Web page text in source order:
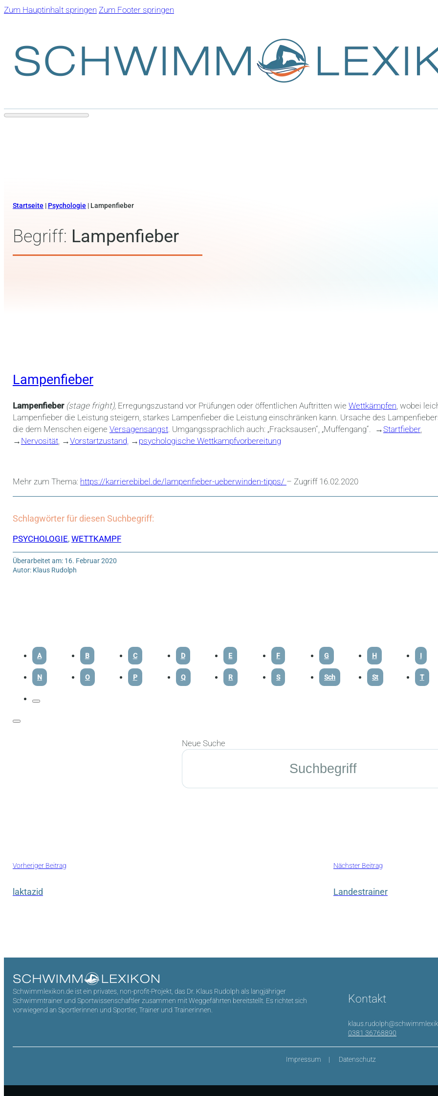
Zum Hauptinhalt springen Zum Footer springen
Startseite | Psychologie | Lampenfieber
Begriff: Lampenfieber
Lampenfieber
Lampenfieber (stage fright), Erregungszustand vor Prüfungen oder öffentlichen Auftritten wie Wettkämpfen, wobei
Lampenfieber die Leistung steigern, starkes Lampenfieber die Leistung einschränken kann. Ursache des
die dem Menschen eigene Versagensangst. Umgangssprachlich auch: „Fracksausen“, „Muffengang“. →Startfieber,
→ Nervosität, →Vorstartzustand, → psychologische Wettkampfvorbereitung
Mehr zum Thema: https://karrierebibel.de/lampenfieber-ueberwinden-tipps/ – Zugriff 16.02.2020
Schlagwörter für diesen Suchbegriff:
PSYCHOLOGIE, WETTKAMPF
Überarbeitet am: 16. Februar 2020
Autor: Klaus Rudolph
A B C D E F G H I
N O P Q R S Sch St T
Neue Suche
Suchen
Vorheriger Beitrag
laktazid
Nächster Beitrag
Landestrainer
Schwimmlexikon.de ist ein privates, non-profit-Projekt, das Dr. Klaus Rudolph als langjähriger
Schwimmtrainer und Sportwissenschaftler zusammen mit Weggefährten bereitstellt. Es richtet sich
vorwiegend an Sportlerinnen und Sportler, Trainer und Trainerinnen.
Kontakt
0381 36768890
Impressum Datenschutz